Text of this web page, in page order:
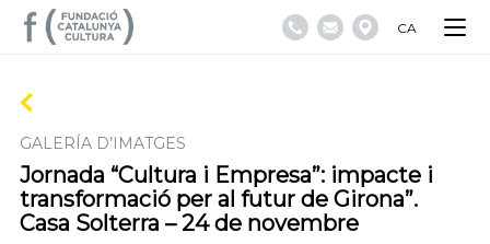
CA
GALERÍA D’IMATGES
Jornada “Cultura i Empresa”: impacte i
transformació per al futur de Girona”.
Casa Solterra – 24 de novembre